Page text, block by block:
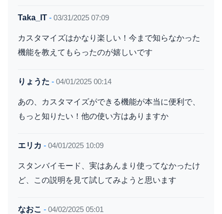
Taka_IT - 03/31/2025 07:09
カスタマイズはかなり楽しい！今まで知らなかった
機能を教えてもらったのが嬉しいです
りょうた - 04/01/2025 00:14
あの、カスタマイズができる機能が本当に便利で、
もっと知りたい！他の使い方はありますか
エリカ - 04/01/2025 10:09
スタンバイモード、実はあんまり使ってなかったけ
ど、この説明を見て試してみようと思います
なおこ - 04/02/2025 05:01